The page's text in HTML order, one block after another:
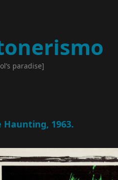
paradise]
Haunting, 1963.